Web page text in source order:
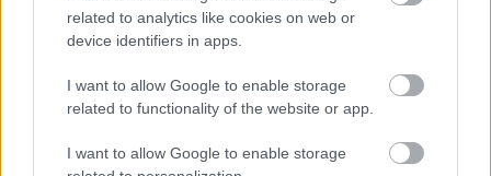
related to analytics like cookies on web or
device identifiers in apps.
I want to allow Google to enable storage
related to functionality of the website or app.
I want to allow Google to enable storage
ΔΙΑΒΑΣΕ ΑΚΟΜΗ:
Η ατάκα του Μητσοτάκη σε ρεπόρτερ στην Τήνο: «Το